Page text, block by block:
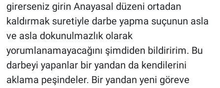
girerseniz girin Anayasal düzeni ortadan
kaldırmak suretiyle darbe yapma suçunun asla
ve asla dokunulmazlık olarak
yorumlanamayacağını şimdiden bildiririm. Bu
darbeyi yapanlar bir yandan da kendilerini
aklama peşindeler. Bir yandan yeni göreve